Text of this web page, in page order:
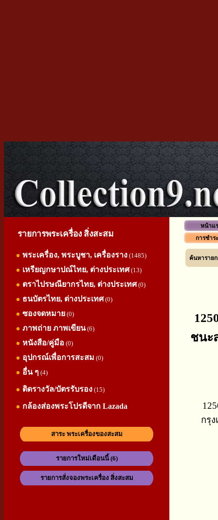
รายการพระเครื่อง สิ่งสะสม
พระเครื่อง, พระบูชา, เครื่องราง (1485)
เหรียญกษาปณ์ไทย, ต่างประเทศ(13)
ตราไปรษณียากรไทย, ต่างประเทศ(0)
ธนบัตรไทย, ต่างประเทศ(0)
ซองจดหมาย (0)
ภาพถ่าย ภาพเขียน(6)
หนังสือ/คู่มือ (0)
อุปกรณ์เพื่อการสะสม (0)
อื่น ๆ (4)
ติดรางวัล/บัตรรับรอง (15)
กล้องส่องพระโปรดีจาก Lazada
สาระ พระเครื่องของสะสม
รายการใหม่เดือนนี้ (6)
รายการสั่งจองพระเครื่อง สิ่งสะสม
หน้าแ
การชำร
ค้นหารายก
ชนะ
กรุ